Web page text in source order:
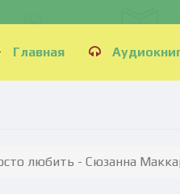
Главная
любить - Сюзанна